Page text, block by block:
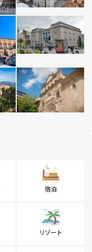
宿泊
リゾート